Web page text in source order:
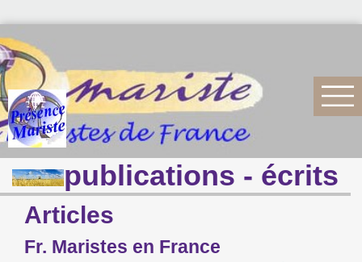
publications - écrits
Articles
Fr. Maristes en France